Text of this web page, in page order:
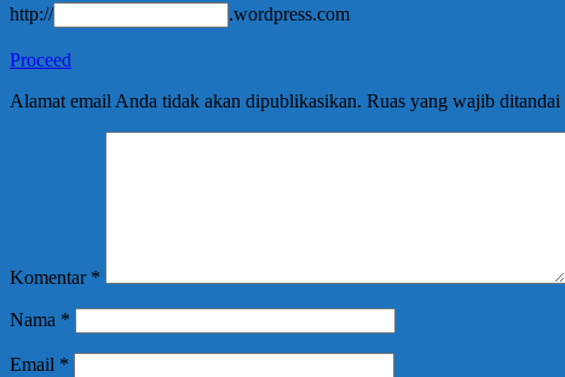
http:// .wordpress.com
Proceed
Alamat email Anda tidak akan dipublikasikan. Ruas yang wajib ditandai
Komentar *
Nama *
Email *